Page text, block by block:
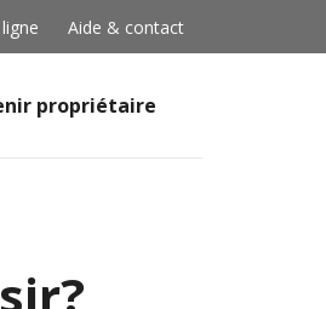
Aide & contact
propriétaire